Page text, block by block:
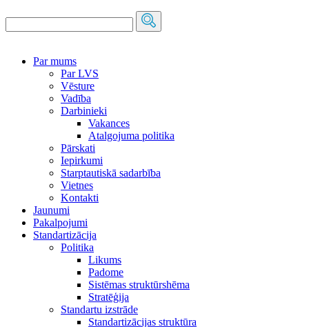
Par mums
Par LVS
Vēsture
Vadība
Darbinieki
Vakances
Atalgojuma politika
Pārskati
Iepirkumi
Starptautiskā sadarbība
Vietnes
Kontakti
Jaunumi
Pakalpojumi
Standartizācija
Politika
Likums
Padome
Sistēmas struktūrshēma
Stratēģija
Standartu izstrāde
Standartizācijas struktūra